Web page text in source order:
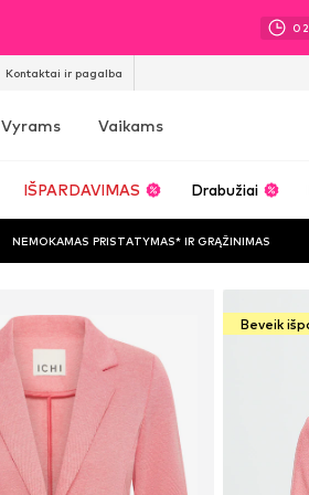
02
Kontaktai ir pagalba
Vyrams Vaikams
IŠPARDAVIMAS Drabužiai
NEMOKAMAS PRISTATYMAS* IR GRĄŽINIMAS
Beveik